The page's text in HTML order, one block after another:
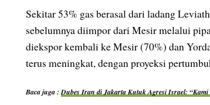
Sekitar 53% gas berasal dari ladang
sebelumnya diimpor dari Mesir melalui
diekspor kembali ke Mesir (70%) dan
terus meningkat, dengan proyeksi
Baca juga :Dubes Iran di Jakarta Kutuk Agresi Israel: